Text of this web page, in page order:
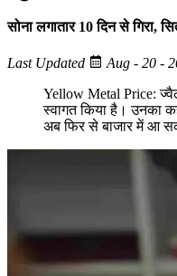
सोना लगातार 10 दिन से गिरा,
Last Updated Aug - 20 -
Yellow Metal Price:
स्वागत किया है। उनका
अब फिर से बाजार में आ